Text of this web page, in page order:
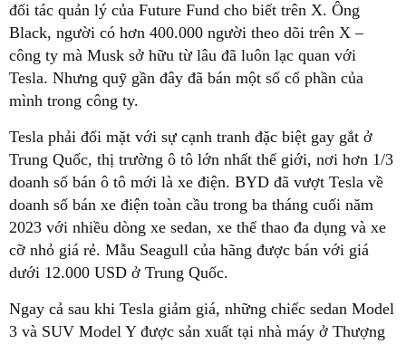
đối tác quản lý của Future Fund cho biết trên X. Ông
Black, người có hơn 400.000 người theo dõi trên X –
công ty mà Musk sở hữu từ lâu đã luôn lạc quan với
Tesla. Nhưng quỹ gần đây đã bán một số cổ phần của
mình trong công ty.
Tesla phải đối mặt với sự cạnh tranh đặc biệt gay gắt ở
Trung Quốc, thị trường ô tô lớn nhất thế giới, nơi hơn 1/3
doanh số bán ô tô mới là xe điện. BYD đã vượt Tesla về
doanh số bán xe điện toàn cầu trong ba tháng cuối năm
2023 với nhiều dòng xe sedan, xe thể thao đa dụng và xe
cỡ nhỏ giá rẻ. Mẫu Seagull của hãng được bán với giá
dưới 12.000 USD ở Trung Quốc.
Ngay cả sau khi Tesla giảm giá, những chiếc sedan Model
3 và SUV Model Y được sản xuất tại nhà máy ở Thượng